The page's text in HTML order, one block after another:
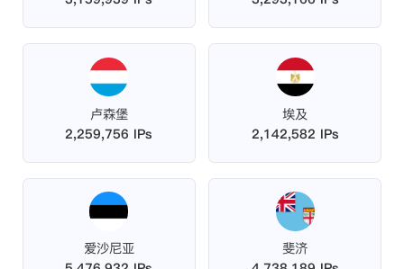
卢森堡
2,259,756 IPs
埃及
2,142,582 IPs
爱沙尼亚
斐济